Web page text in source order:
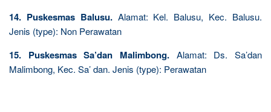
14. Puskesmas Balusu.Alamat: Kel. Balusu, Kec. Balusu.
Jenis (type): Non Perawatan
15. Puskesmas Sa’dan Malimbong. Alamat: Ds. Sa’dan
Malimbong, Kec. Sa’ dan. Jenis (type): Perawatan